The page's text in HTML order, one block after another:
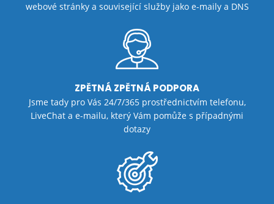
webové stránky a související služby jako e-maily a DNS
ZPĚTNÁ ZPĚTNÁ PODPORA
Jsme tady pro Vás 24/7/365 prostřednictvím telefonu,
LiveChat a e-mailu, který Vám pomůže s případnými
dotazy